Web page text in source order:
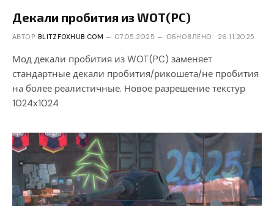
Декали пробития из WOT(PC)
АВТОР BLITZFOXHUB.COM 07.05.2025 ОБНОВЛЕНО: 26.11.2025
Мод декали пробития из WOT(PC) заменяет
стандартные декали пробития/рикошета/не пробития
на более реалистичные. Новое разрешение текстур
1024х1024